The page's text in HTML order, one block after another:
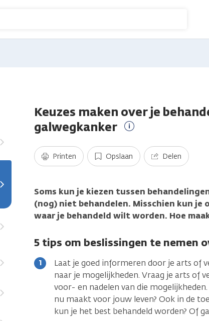
Keuzes maken over je
galwegkanker
informatie
Printen Opslaan Delen
Soms kun je kiezen tussen
(nog) niet behandelen. Misschien kun je
waar je behandeld wilt worden. Hoe
5 tips om beslissingen te nemen
Laat je goed informeren door je arts of
naar je mogelijkheden. Vraag je arts of
voor- en nadelen van die
nu maakt voor jouw leven? Ook in de
kun je het best behandeld worden? Of